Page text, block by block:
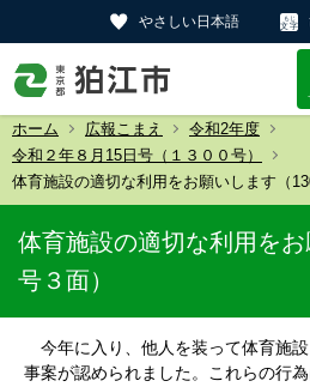
やさしい日本語
ホーム 広報こまえ
令和2年度
令和２年８月15日号（１３００号）
体育施設の適切な利用をお願いします（
体育施設の適切な利用を
号３面）
今年に入り、他人を装って体育施
事案が認められました。これらの行